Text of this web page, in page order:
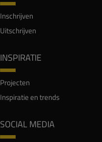
INSPIRATIE
Inspiratie en trends
SOCIAL MEDIA